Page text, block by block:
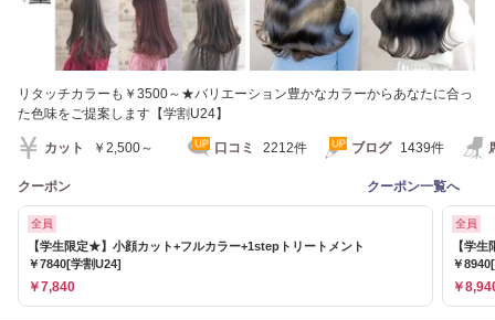
リタッチカラーも￥3500～★バリエーション豊かなカラーからあなたに合っ
た色味をご提案します【学割U24】
カット ￥2,500～ 口コミ 2212件 ブログ 1439件
クーポン クーポン一覧へ
全員
【学生限定★】小顔カット+フルカラー+1stepトリートメント
￥7840[学割U24]
￥7,840
全員
【学
￥
￥